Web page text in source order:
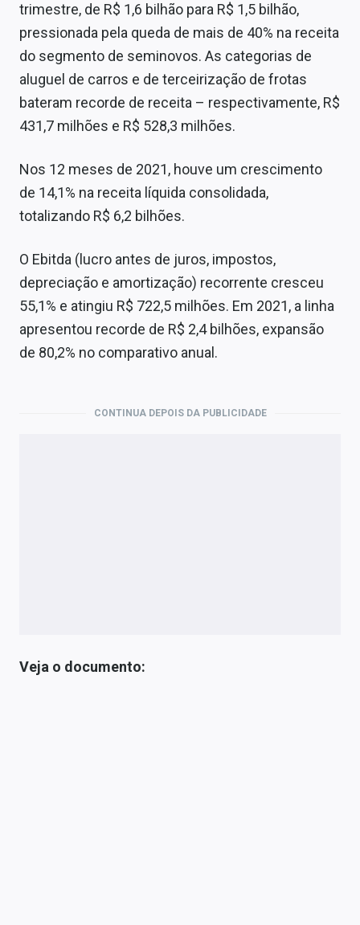
trimestre, de R$ 1,6 bilhão para R$ 1,5 bilhão,
pressionada pela queda de mais de 40% na receita
do segmento de seminovos. As categorias de
aluguel de carros e de terceirização de frotas
bateram recorde de receita – respectivamente, R$
431,7 milhões e R$ 528,3 milhões.
Nos 12 meses de 2021, houve um crescimento
de 14,1% na receita líquida consolidada,
totalizando R$ 6,2 bilhões.
O Ebitda (lucro antes de juros, impostos,
depreciação e amortização) recorrente cresceu
55,1% e atingiu R$ 722,5 milhões. Em 2021, a linha
apresentou recorde de R$ 2,4 bilhões, expansão
de 80,2% no comparativo anual.
CONTINUA DEPOIS DA PUBLICIDADE
Veja o documento: